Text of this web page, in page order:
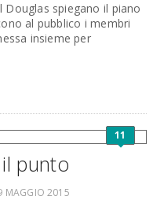
Douglas spiegano il piano
al pubblico i membri
insieme per
11
punto
MAGGIO 2015